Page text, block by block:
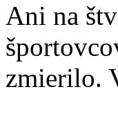
Ani na
zmierilo.